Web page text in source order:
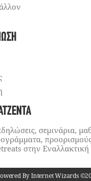
σεμινάρια,
στην Εναλλακτική
By Internet Wizards